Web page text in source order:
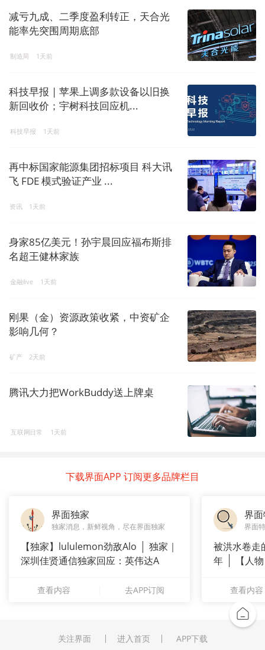
减亏九成、二季度盈利转正，天合光
能率先突围周期底部
制造局 1天前
科技早报 | 苹果上调多款设备以旧换
新回收价；宇树科技回应机...
科技早报 1天前
再中标国家能源集团招标项目 科大讯
飞 FDE 模式验证产业 ...
资讯 1天前
身家85亿美元！孙宇晨回应福布斯排
名超王健林家族
金融live 1天前
刚果（金）资源政策收紧，中资矿企
影响几何？
矿产 2天前
腾讯大力把WorkBuddy送上牌桌
互联网日常 1天前
下载界面APP 订阅更多品牌栏目
界面独家
独家消息，新鲜视角，尽在界面独家
【独家】lululemon劲敌Alo
独家｜
深圳佳贤通信独家回应：英伟达A
查看内容 去APP订阅
界
界面
被洪水卷走
年
【人
查看内容
关注界面 进入首页 APP下载